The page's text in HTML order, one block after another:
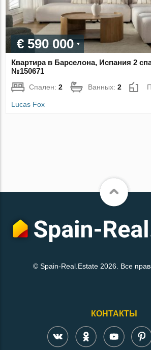
€ 590 000
Квартира в Барселона, Испания 2
№150671
Спален:2 Ванных:2
Lucas Fox
© Spain-Real.Estate 2026. Все
КОНТАКТЫ